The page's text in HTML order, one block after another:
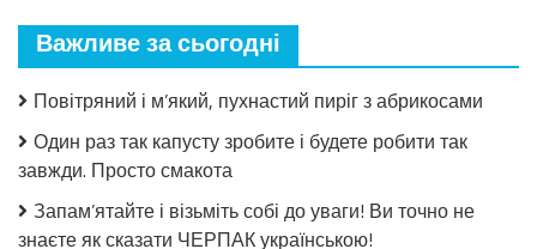
Салат
огірків
томатній
стерилізації!
Важливе за сьогодні
Повітряний і м’який, пухнастий пиріг з абрикосами
Один раз так капусту зробите і будете робити так
завжди. Просто смакота
Запам’ятайте і візьміть собі до уваги! Ви точно не
знаєте як сказати ЧЕРПАК українською!